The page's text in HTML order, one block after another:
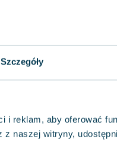
Szczegóły
reklam, aby oferować
naszej witryny,
| praca zbiorowa,
piesek Mateusz